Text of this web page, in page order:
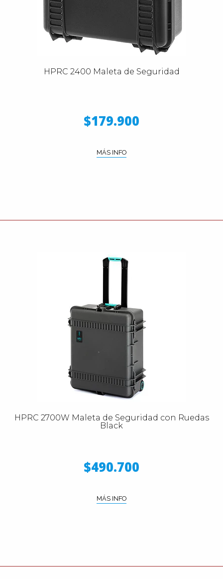
HPRC 2400 Maleta de Seguridad
$179.900
MÁS INFO
HPRC 2700W Maleta de Seguridad con Ruedas
Black
$490.700
MÁS INFO